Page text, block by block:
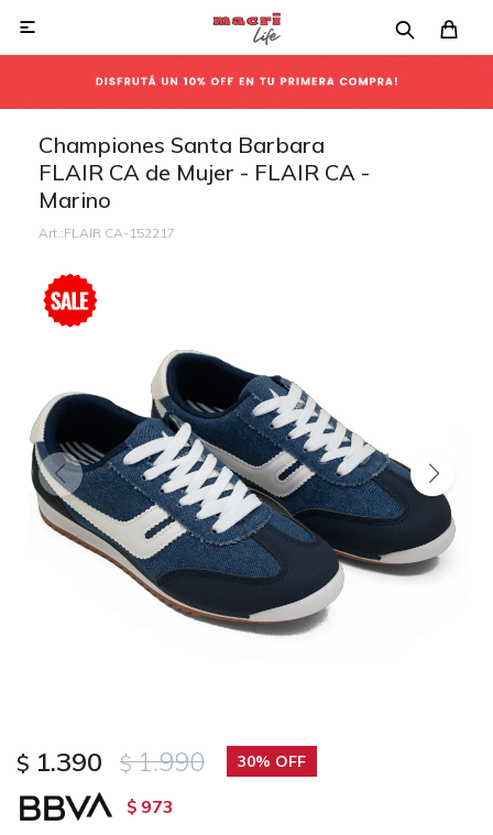

Championes Santa Barbara
FLAIR CA de Mujer - FLAIR CA -
Marino
FLAIR CA-152217
$ 1.390 $ 1.990 30
$ 973